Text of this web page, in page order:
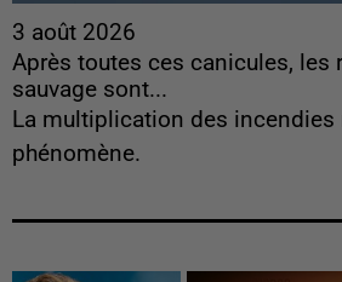
3 août 2026
Après toutes ces canicules, les
sauvage sont...
La multiplication des incendies
phénomène.